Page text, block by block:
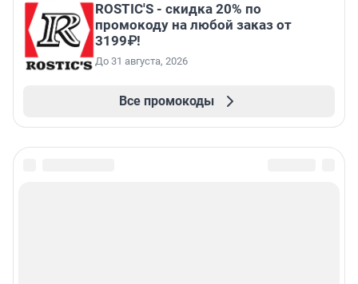
ROSTIC'S - скидка 20% по
промокоду на любой заказ от
3199₽!
До 31 августа, 2026
Все промокоды